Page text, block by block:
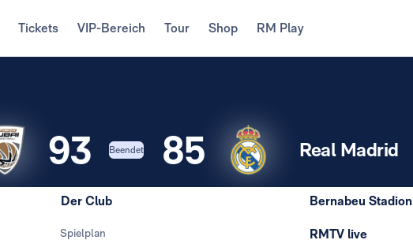
Tickets VIP-Bereich Tour Shop RM Play
93 85
Beendet Real Madrid
Der Club
Spielplan
Bernabeu Stadion
RMTV live